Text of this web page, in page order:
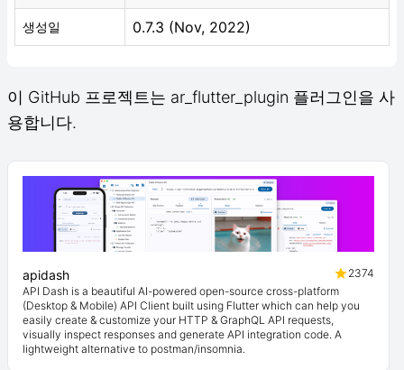
생성일 0.7.3 (Nov, 2022)
이 GitHub 프로젝트는 ar_flutter_plugin 플러그인을 사
용합니다.
apidash
2374
API Dash is a beautiful AI-powered open-source cross-platform
(Desktop & Mobile) API Client built using Flutter which can help you
easily create & customize your HTTP & GraphQL API requests,
visually inspect responses and generate API integration code. A
lightweight alternative to postman/insomnia.